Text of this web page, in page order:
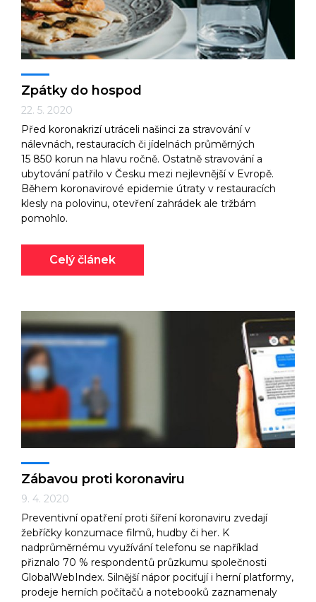
Zpátky do hospod
22. 5. 2020
Před koronakrizí utráceli našinci za stravování v
nálevnách, restauracích či jídelnách průměrných
15 850 korun na hlavu ročně. Ostatně stravování a
ubytování patřilo v Česku mezi nejlevnější v Evropě.
Během koronavirové epidemie útraty v restauracích
klesly na polovinu, otevření zahrádek ale tržbám
pomohlo.
Celý článek
Zábavou proti koronaviru
9. 4. 2020
Preventivní opatření proti šíření koronaviru zvedají
žebříčky konzumace filmů, hudby či her. K
nadprůměrnému využívání telefonu se například
přiznalo 70 % respondentů průzkumu společnosti
GlobalWebIndex. Silnější nápor pociťují i herní platformy,
prodeje herních počítačů a notebooků zaznamenaly